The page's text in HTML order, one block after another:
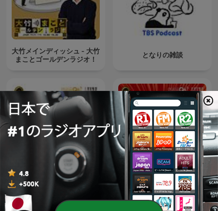
大竹メインディッシュ - 大竹
まことゴールデンラジオ！
となりの雑談
オープニング - 大竹まことゴ
大竹のもっと言いたい放題 -
大竹まこと ゴールデンラジ
オ！